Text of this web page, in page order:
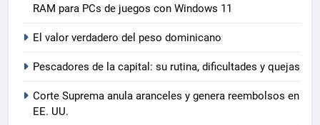
RAM para PCs de juegos con Windows 11
El valor verdadero del peso dominicano
Pescadores de la capital: su rutina, dificultades y quejas
Corte Suprema anula aranceles y genera reembolsos en
EE. UU.